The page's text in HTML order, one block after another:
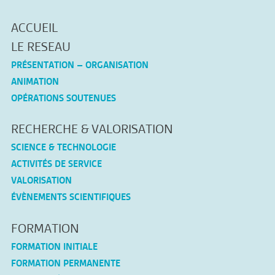
ACCUEIL
LE RESEAU
PRÉSENTATION – ORGANISATION
ANIMATION
OPÉRATIONS SOUTENUES
RECHERCHE & VALORISATION
SCIENCE & TECHNOLOGIE
ACTIVITÉS DE SERVICE
VALORISATION
ÉVÈNEMENTS SCIENTIFIQUES
FORMATION
FORMATION INITIALE
FORMATION PERMANENTE